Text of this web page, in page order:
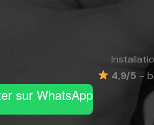
4,9/5 –
sur WhatsApp